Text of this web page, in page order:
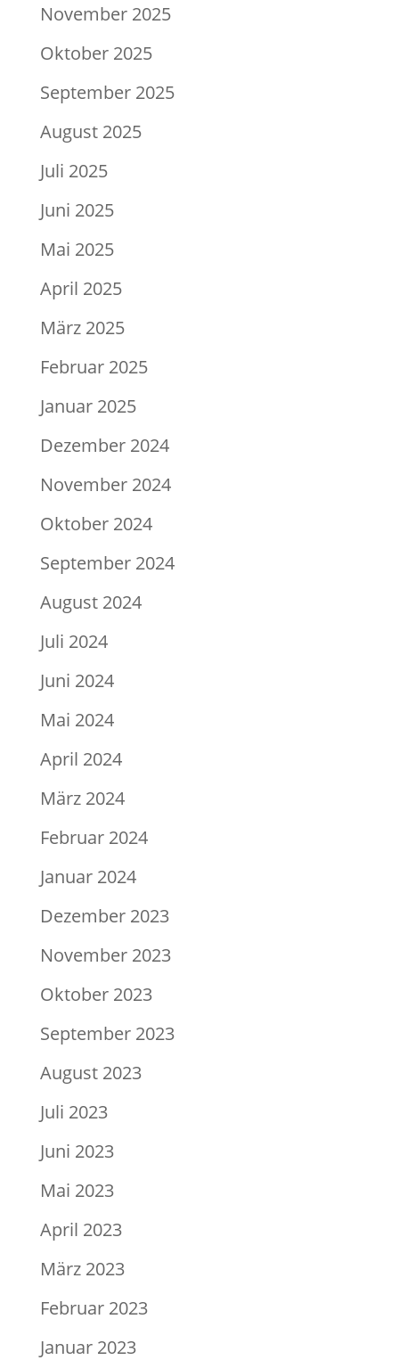
November 2025
Oktober 2025
September 2025
August 2025
Juli 2025
Juni 2025
Mai 2025
April 2025
März 2025
Februar 2025
Januar 2025
Dezember 2024
November 2024
Oktober 2024
September 2024
August 2024
Juli 2024
Juni 2024
Mai 2024
April 2024
März 2024
Februar 2024
Januar 2024
Dezember 2023
November 2023
Oktober 2023
September 2023
August 2023
Juli 2023
Juni 2023
Mai 2023
April 2023
März 2023
Februar 2023
Januar 2023